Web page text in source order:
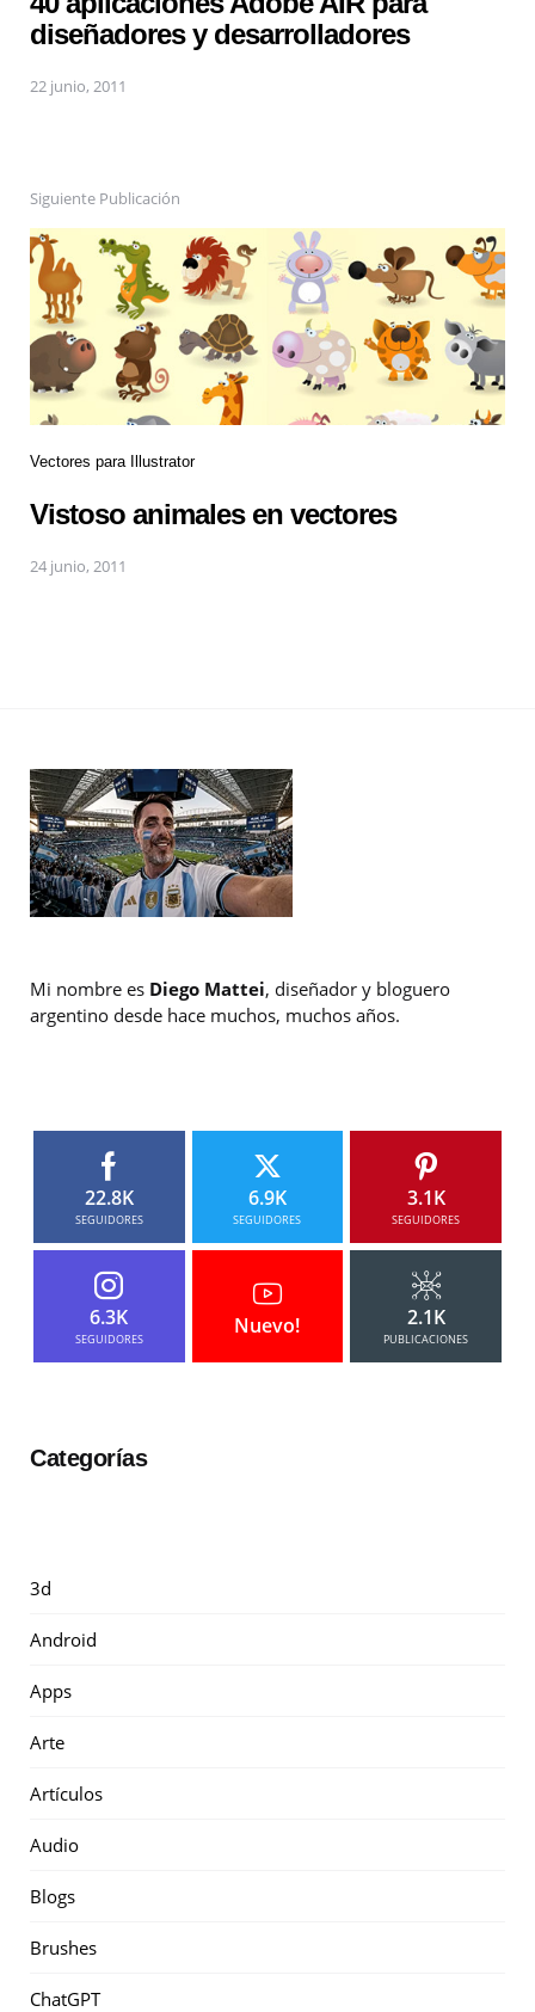
diseñadores y desarrolladores
22 junio, 2011
Siguiente Publicación
Vectores para Illustrator
Vistoso animales en vectores
24 junio, 2011
Mi nombre es Diego Mattei, diseñador y bloguero
argentino desde hace muchos, muchos años.
22.8K
SEGUIDORES
6.9K
SEGUIDORES
3.1K
SEGUIDORES
6.3K
SEGUIDORES
Nuevo! 2.1K
PUBLICACIONES
Categorías
3d
Android
Apps
Arte
Artículos
Audio
Blogs
Brushes
ChatGPT